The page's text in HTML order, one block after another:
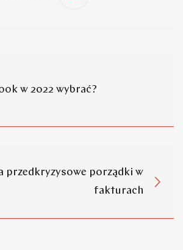
w 2022 wybrać?
przedkryzysowe porządki w
fakturach